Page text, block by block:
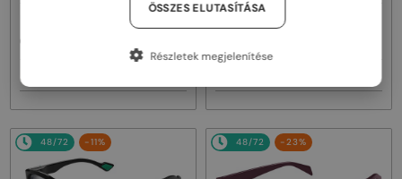
Napszemüvegek
GG1621S - 001 - 53
Napszemüvegek
48/72 -11% 48/72 -23%
ÖSSZES ELUTASÍTÁSA
Részletek megjelenítése